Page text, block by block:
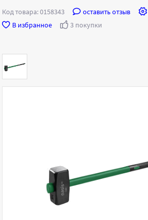
Код товара: 0158343 оставить отзыв
В избранное
3 покупки